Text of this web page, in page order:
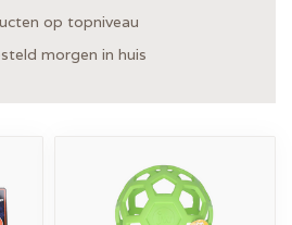
op topniveau
morgen in huis